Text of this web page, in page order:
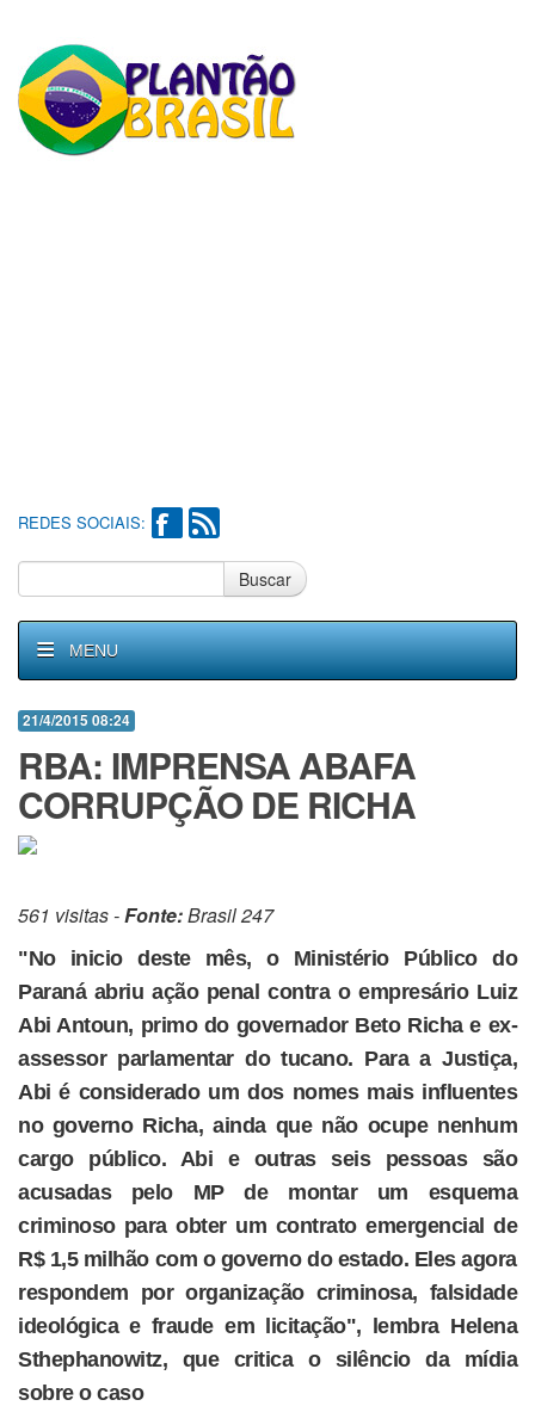
REDES SOCIAIS:
Buscar
MENU
21/4/2015 08:24
RBA: IMPRENSA ABAFA
CORRUPÇÃO DE RICHA
561 visitas -Fonte:Brasil 247
"No inicio deste mês, o Ministério Público do
Paraná abriu ação penal contra o empresário Luiz
Abi Antoun, primo do governador Beto Richa e ex-
assessor parlamentar do tucano. Para a Justiça,
Abi é considerado um dos nomes mais influentes
no governo Richa, ainda que não ocupe nenhum
cargo público. Abi e outras seis pessoas são
acusadas pelo MP de montar um esquema
criminoso para obter um contrato emergencial de
R$ 1,5 milhão com o governo do estado. Eles agora
respondem por organização criminosa, falsidade
ideológica e fraude em licitação", lembra Helena
Sthephanowitz, que critica o silêncio da mídia
sobre o caso